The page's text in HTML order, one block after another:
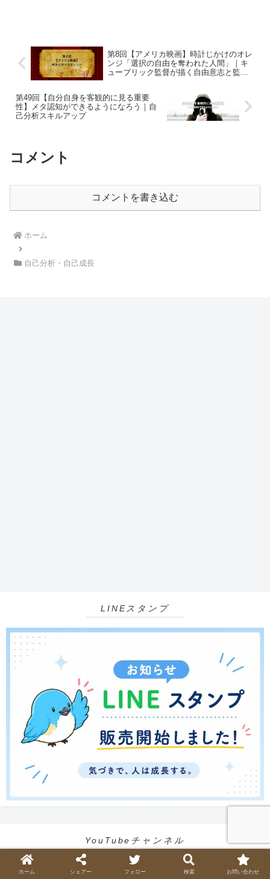
第8回【アメリカ映画】時計じかけのオレ
ンジ「選択の自由を奪われた人間」｜キ
ューブリック監督が描く自由意志と監視
第49回【自分自身を客観的に見る重要
性】メタ認知ができるようになろう｜自
己分析スキルアップ
コメント
コメントを書き込む
ホーム
自己分析・自己成長
LINEスタンプ
YouTubeチャンネル
ホーム シェアー フォロー 検索 お問い合わせ